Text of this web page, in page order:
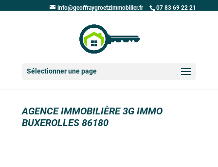
07 83 69 22 21
info@geoffraygroetzimmobilier.fr
Sélectionner une page
AGENCE IMMOBILIÈRE 3G IMMO
BUXEROLLES 86180